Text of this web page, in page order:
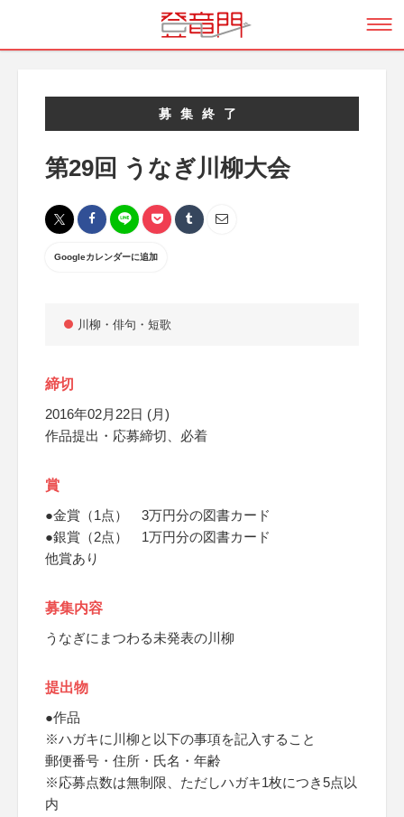
募集終了
第29回 うなぎ川柳大会
Googleカレンダーに追加
川柳・俳句・短歌
締切
2016年02月22日 (月)
作品提出・応募締切、必着
賞
●金賞（1点） 3万円分の図書カード
●銀賞（2点） 1万円分の図書カード
他賞あり
募集内容
うなぎにまつわる未発表の川柳
提出物
●作品
※ハガキに川柳と以下の事項を記入すること
郵便番号・住所・氏名・年齢
※応募点数は無制限、ただしハガキ1枚につき5点以
内